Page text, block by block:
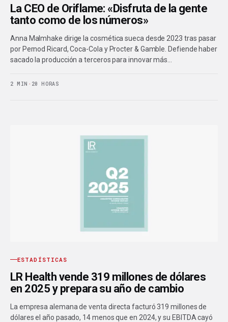
La CEO de Oriflame: «Disfruta de la gente
tanto como de los números»
Anna Malmhake dirige la cosmética sueca desde 2023 tras pasar
por Pernod Ricard, Coca-Cola y Procter & Gamble. Defiende haber
sacado la producción a terceros para innovar más…
2 MIN · 20 HORAS
ESTADÍSTICAS
LR Health vende 319 millones de dólares
en 2025 y prepara su año de cambio
La empresa alemana de venta directa facturó 319 millones de
dólares el año pasado, 14 menos que en 2024, y su EBITDA cayó